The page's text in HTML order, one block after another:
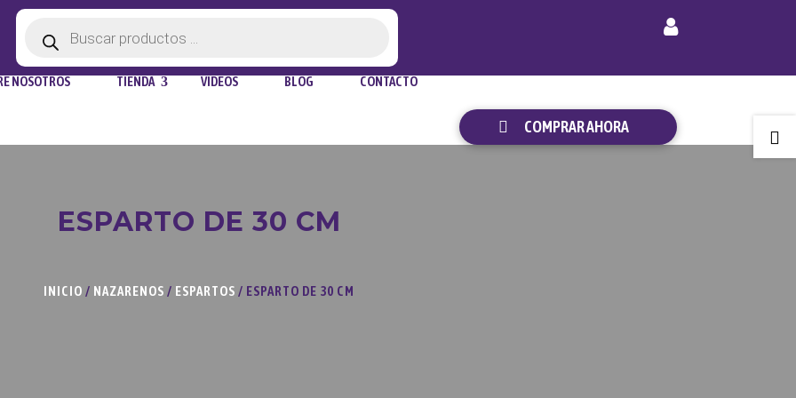
productos
NOSOTROS TIENDA VIDEOS BLOG CONTACTO
COMPRAR AHORA
ESPARTO DE 30 CM
INICIO / NAZARENOS / ESPARTOS / ESPARTO DE 30 CM
